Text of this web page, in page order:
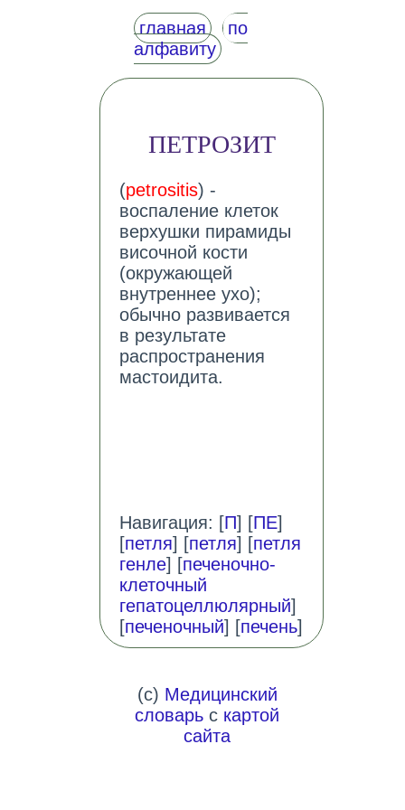
главная
по
алфавиту
ПЕТРОЗИТ
(petrositis) -
воспаление клеток
верхушки пирамиды
височной кости
(окружающей
внутреннее ухо);
обычно развивается
в результате
распространения
мастоидита.
Навигация: [П] [ПЕ]
[петля] [петля] [петля
генле] [печеночно-
клеточный
гепатоцеллюлярный]
[печеночный] [печень]
(c) Медицинский
словарь с картой
сайта